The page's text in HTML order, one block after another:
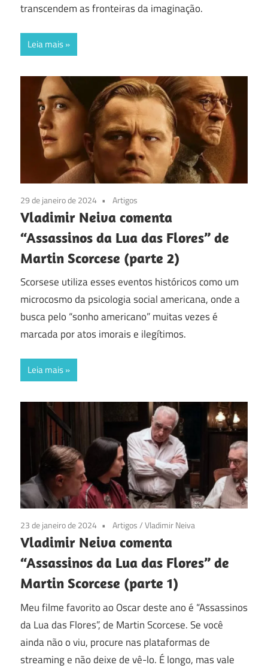
transcendem as fronteiras da imaginação.
Leia mais
29 de janeiro de 2024 Artigos
Vladimir Neiva comenta
“Assassinos da Lua das Flores” de
Martin Scorcese (parte 2)
Scorsese utiliza esses eventos históricos como um
microcosmo da psicologia social americana, onde a
busca pelo “sonho americano” muitas vezes é
marcada por atos imorais e ilegítimos.
Leia mais
23 de janeiro de 2024 Artigos/Vladimir Neiva
Vladimir Neiva comenta
“Assassinos da Lua das Flores” de
Martin Scorcese (parte 1)
Meu filme favorito ao Oscar deste ano é “Assassinos
da Lua das Flores”, de Martin Scorcese. Se você
ainda não o viu, procure nas plataformas de
streaming e não deixe de vê-lo. É longo, mas vale